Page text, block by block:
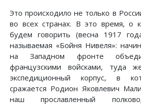
Это происходило не только в
во всех странах. В это время, о
будем говорить (весна 1917
называемая «Бойня Нивеля»:
на Западном фронте
французскими войсками, туда
экспедиционный корпус, в
сражается Родион Яковлевич
наш прославленный